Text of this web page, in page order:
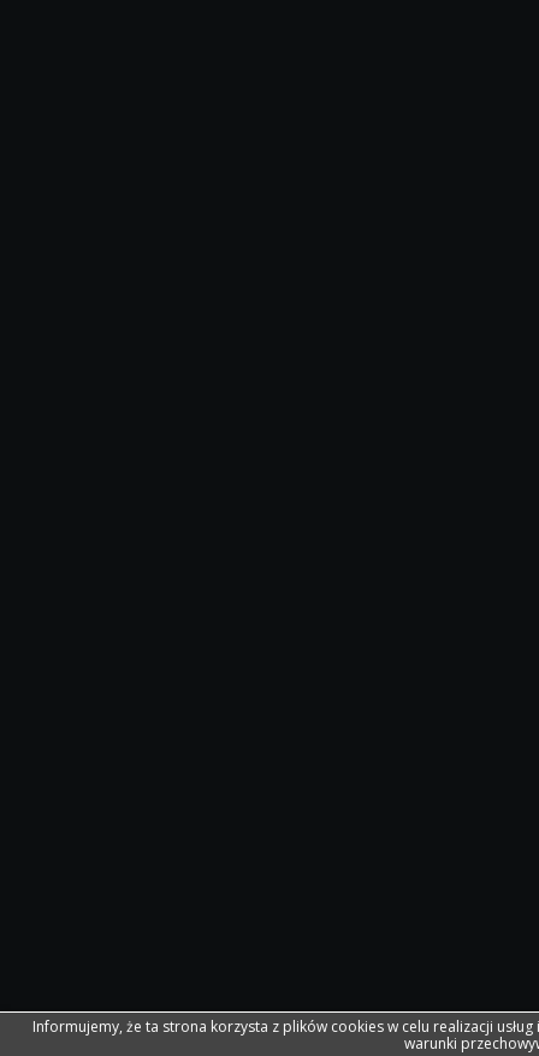
Informujemy, że ta strona korzysta z plików cookies w celu realizacji
warunki